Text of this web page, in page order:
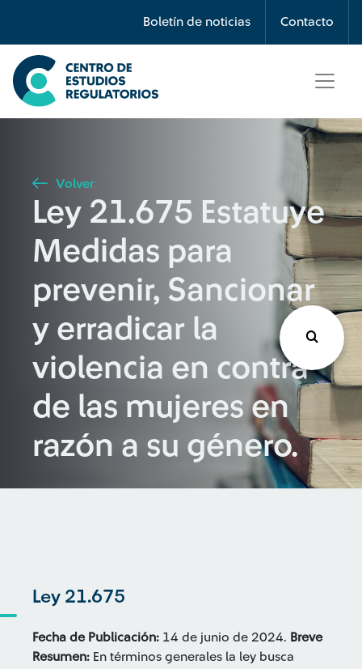
Boletín de noticias Contacto
Búsqueda
Seleccione país
Buscar
Volver
Ley 21.675 Estatuye
Medidas para
prevenir, Sancionar
y erradicar la
violencia en contra
de las mujeres en
razón a su género.
Ley 21.675
Fecha de Publicación: 14 de junio de 2024. Breve
Resumen: En términos generales la ley busca